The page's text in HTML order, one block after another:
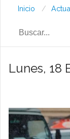
Inicio
Lunes, 18